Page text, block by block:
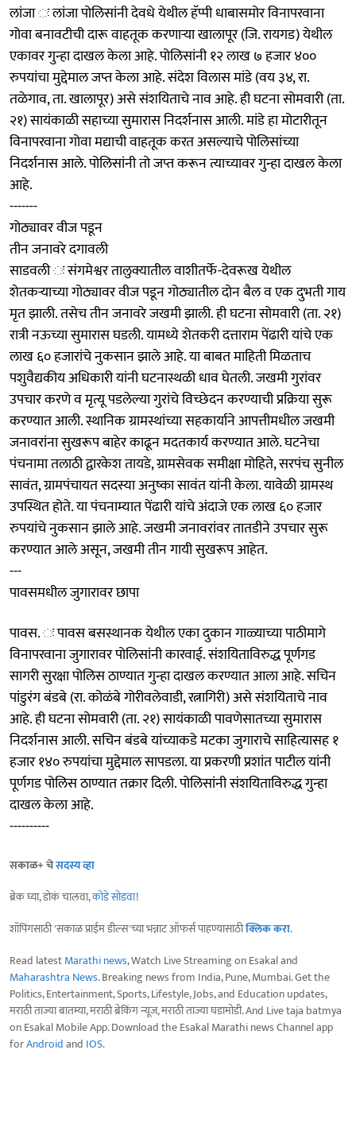
लांजा ः लांजा पोलिसांनी देवधे येथील हॅप्पी धाबासमोर विनापरवाना
गोवा बनावटीची दारू वाहतूक करणाऱ्‍या खालापूर (जि. रायगड) येथील
एकावर गुन्हा दाखल केला आहे. पोलिसांनी १२ लाख ७ हजार ४००
रुपयांचा मुद्देमाल जप्त केला आहे. संदेश विलास मांडे (वय ३४, रा.
तळेगाव, ता. खालापूर) असे संशयिताचे नाव आहे. ही घटना सोमवारी (ता.
२१) सायंकाळी सहाच्या सुमारास निदर्शनास आली. मांडे हा मोटारीतून
विनापरवाना गोवा मद्याची वाहतूक करत असल्याचे पोलिसांच्या
निदर्शनास आले. पोलिसांनी तो जप्त करून त्याच्यावर गुन्हा दाखल केला
आहे.
-------
गोठ्यावर वीज पडून
तीन जनावरे दगावली
साडवली ः संगमेश्वर तालुक्यातील वाशीतर्फे-देवरूख येथील
शेतकऱ्याच्या गोठ्यावर वीज पडून गोठ्यातील दोन बैल व एक दुभती गाय
मृत झाली. तसेच तीन जनावरे जखमी झाली. ही घटना सोमवारी (ता. २१)
रात्री नऊच्या सुमारास घडली. यामध्ये शेतकरी दत्ताराम पेंढारी यांचे एक
लाख ६० हजारांचे नुकसान झाले आहे. या बाबत माहिती मिळताच
पशुवैद्यकीय अधिकारी यांनी घटनास्थळी धाव घेतली. जखमी गुरांवर
उपचार करणे व मृत्यू पडलेल्या गुरांचे विच्छेदन करण्याची प्रक्रिया सुरू
करण्यात आली. स्थानिक ग्रामस्थांच्या सहकार्याने आपत्तीमधील जखमी
जनावरांना सुखरूप बाहेर काढून मदतकार्य करण्यात आले. घटनेचा
पंचनामा तलाठी द्वारकेश तायडे, ग्रामसेवक समीक्षा मोहिते, सरपंच सुनील
सावंत, ग्रामपंचायत सदस्या अनुष्का सावंत यांनी केला. यावेळी ग्रामस्थ
उपस्थित होते. या पंचनाम्यात पेंढारी यांचे अंदाजे एक लाख ६० हजार
रुपयांचे नुकसान झाले आहे. जखमी जनावरांवर तातडीने उपचार सुरू
करण्यात आले असून, जखमी तीन गायी सुखरूप आहेत.
---
पावसमधील जुगारावर छापा
पावस. ः पावस बसस्थानक येथील एका दुकान गाळ्याच्या पाठीमागे
विनापरवाना जुगारावर पोलिसांनी कारवाई. संशयिताविरुद्ध पूर्णगड
सागरी सुरक्षा पोलिस ठाण्यात गुन्हा दाखल करण्यात आला आहे. सचिन
पांडुरंग बंडबे (रा. कोळंबे गोरीवलेवाडी, रत्नागिरी) असे संशयिताचे नाव
आहे. ही घटना सोमवारी (ता. २१) सायंकाळी पावणेसातच्या सुमारास
निदर्शनास आली. सचिन बंडबे यांच्याकडे मटका जुगाराचे साहित्यासह १
हजार १४० रुपयांचा मुद्देमाल सापडला. या प्रकरणी प्रशांत पाटील यांनी
पूर्णगड पोलिस ठाण्यात तक्रार दिली. पोलिसांनी संशयिताविरुद्ध गुन्हा
दाखल केला आहे.
----------
सकाळ+ चेसदस्य व्हा
ब्रेक घ्या, डोकं चालवा,कोडे सोडवा!
शॉपिंगसाठी 'सकाळ प्राईम डील्स'च्या भन्नाट ऑफर्स पाहण्यासाठीक्लिक करा.
Read latestMarathi news, Watch Live Streaming on Esakal and
Maharashtra News. Breaking news from India, Pune, Mumbai. Get the
Politics, Entertainment, Sports, Lifestyle, Jobs, and Education updates,
मराठी ताज्या बातम्या, मराठी ब्रेकिंग न्यूज, मराठी ताज्या घडामोडी. And Live taja batmya
on Esakal Mobile App. Download the Esakal Marathi news Channel app
forAndroidand IOS.